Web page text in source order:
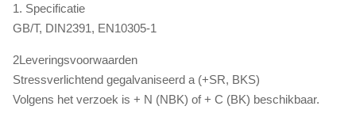
1. Specificatie
GB/T, DIN2391, EN10305-1
2Leveringsvoorwaarden
Stressverlichtend gegalvaniseerd a (+SR, BKS)
Volgens het verzoek is + N (NBK) of + C (BK) beschikbaar.